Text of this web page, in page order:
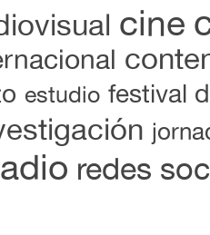
cine
estudio festival
redes